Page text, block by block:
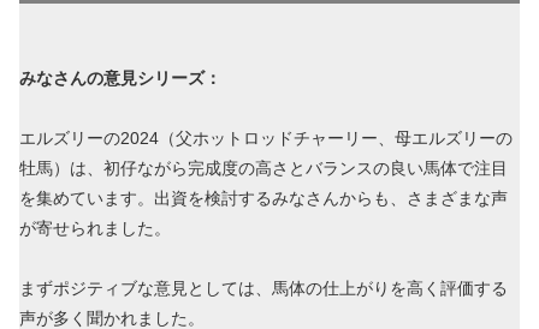
みなさんの意見シリーズ：
エルズリーの2024（父ホットロッドチャーリー、母エルズリーの
牡馬）は、初仔ながら完成度の高さとバランスの良い馬体で注目
を集めています。出資を検討するみなさんからも、さまざまな声
が寄せられました。
まずポジティブな意見としては、馬体の仕上がりを高く評価する
声が多く聞かれました。